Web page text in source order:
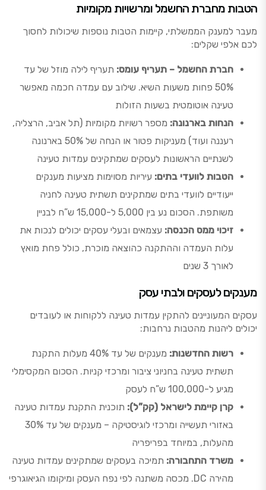
הטבות מחברת החשמל ומרשויות מקומיות
מעבר למענק הממשלתי, קיימות הטבות נוספות שיכולות לחסוך
לכם אלפי שקלים:
חברת החשמל – תעריף עומס: תעריף לילה מוזל של עד
50% פחות משעות השיא. שילוב עם עמדה חכמה מאפשר
טעינה אוטומטית בשעות הזולות
הנחות בארנונה: מספר רשויות מקומיות (תל אביב, הרצליה,
רעננה ועוד) מעניקות פטור או הנחה של 50% בארנונה
לשנתיים הראשונות לעסקים שמתקינים עמדות טעינה
הטבות לוועדי בתים: עיריות מסוימות מציעות מענקים
ייעודיים לוועדי בתים שמתקינים תשתית טעינה לחניה
משותפת. הסכום נע בין 5,000 ל-15,000 ש”ח לבניין
זיכוי ממס הכנסה: עצמאים ובעלי עסקים יכולים לנכות את
עלות העמדה וההתקנה כהוצאה מוכרת, כולל פחת מואץ
לאורך 3 שנים
מענקים לעסקים ולבתי עסק
עסקים המעוניינים להתקין עמדות טעינה ללקוחות או לעובדים
יכולים ליהנות מהטבות נרחבות:
רשות החדשנות:
מענקים של עד 40% מעלות התקנת
תשתית טעינה בחניוני ציבור ומרכזי קניות. הסכום המקסימלי
מגיע ל-100,000 ש”ח לעסק
קרן קיימת לישראל (קק”ל): תוכנית התקנת עמדות טעינה
באזורי תעשייה ומרכזי לוגיסטיקה – מענקים של עד 30%
מהעלות, במיוחד בפריפריה
משרד התחבורה: תמיכה בעסקים שמתקינים עמדות טעינה
מהירה DC. מכסה משתנה לפי נפח העסק ומיקומו הגיאוגרפי